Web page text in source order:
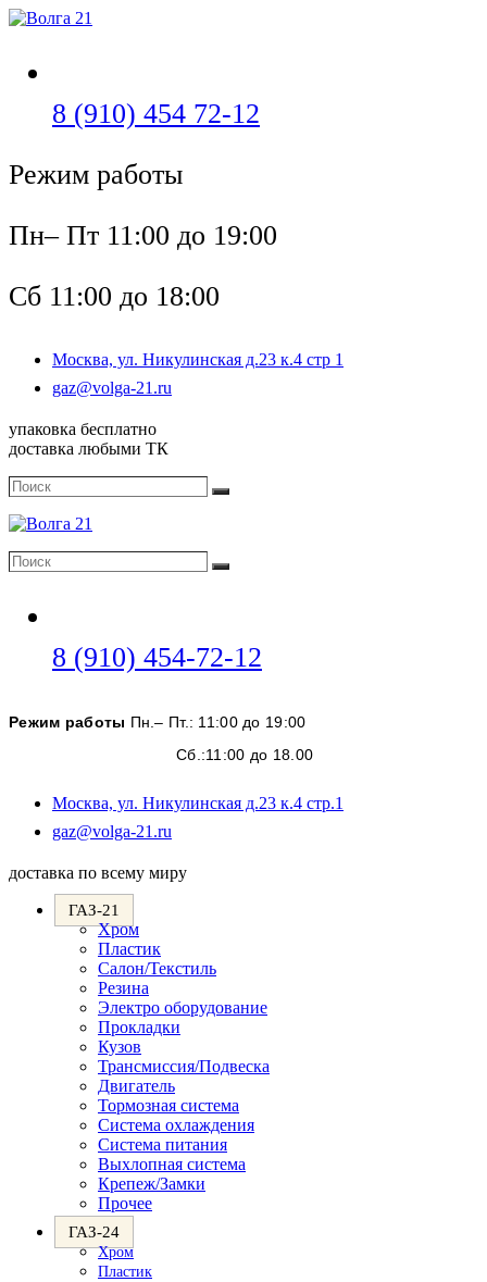
Перейти
8 (910) 454 72-12
Режим работы
Пн– Пт 11:00 до 19:00
Сб 11:00 до 18:00
Москва, ул. Никулинская д.23 к.4 стр 1
gaz@volga-21.ru
упаковка бесплатно
доставка любыми ТК
Поиск
Поиск
Поиск
Поиск
8 (910) 454-72-12
вашем
приложении
Режим работы Пн.– Пт.: 11:00 до 19:00
Сб.:11:00 до 18.00
Москва, ул. Никулинская д.23 к.4 стр.1
gaz@volga-21.ru
вашем
доставка по всему миру
ГАЗ-21
Хром
Пластик
Салон/Текстиль
Резина
Электро оборудование
Прокладки
Кузов
Трансмиссия/Подвеска
Двигатель
Тормозная система
Система охлаждения
Система питания
Выхлопная система
Крепеж/Замки
Прочее
ГАЗ-24
Хром
Пластик